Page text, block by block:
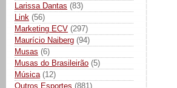
Larissa Dantas (83)
Link (56)
Marketing ECV (297)
Maurício Naiberg (94)
Musas (6)
Musas do Brasileirão (5)
Música (12)
Outros Esportes (881)